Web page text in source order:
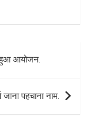
हुआ आयोजन.
पहचाना नाम.